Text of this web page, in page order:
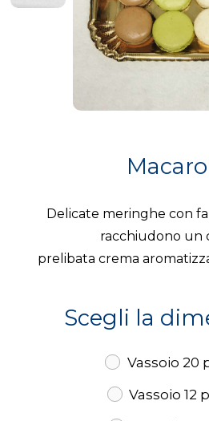
Delicate meringhe con
racchiudono un
prelibata crema
Scegli la
Vassoio 20
Vassoio 12